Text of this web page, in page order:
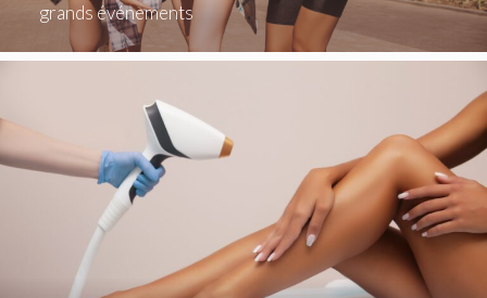
grands événements